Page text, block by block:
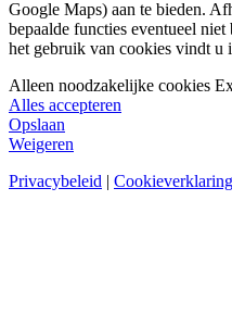
Google Maps) aan te bieden.
bepaalde functies eventueel
het gebruik van cookies vindt u
Alleen noodzakelijke cookies
Alles accepteren
Opslaan
Weigeren
Privacybeleid | Cookieverklaring